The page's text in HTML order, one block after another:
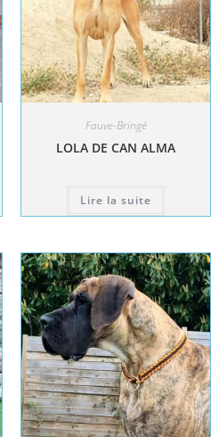
Fauve-Bringé
LOLA DE CAN ALMA
Lire la suite